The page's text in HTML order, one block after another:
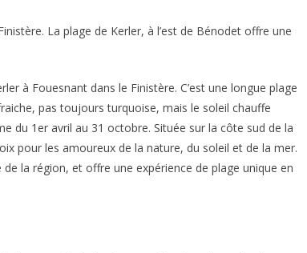
La plage de Kerler, à l’est de Bénodet offre une
à Fouesnant dans le Finistère. C’est une longue plage
pas toujours turquoise, mais le soleil chauffe
du 1er avril au 31 octobre. Située sur la côte sud de la
pour les amoureux de la nature, du soleil et de la mer.
la région, et offre une expérience de plage unique en